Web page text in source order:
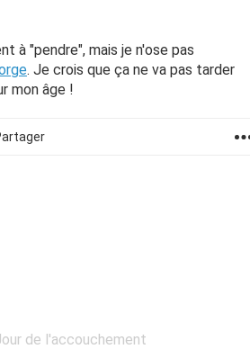
à "pendre", mais je n'ose pas
. Je crois que ça ne va pas tarder
mon âge !
de l'accouchement